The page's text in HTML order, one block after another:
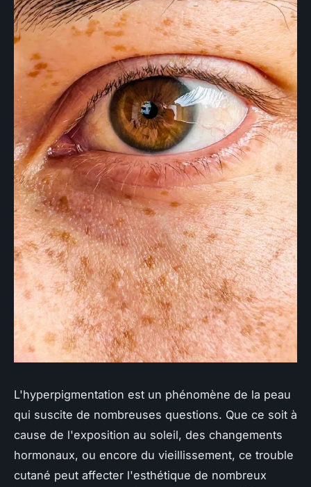
L'hyperpigmentation est un phénomène de la peau
qui suscite de nombreuses questions. Que ce soit à
cause de l'exposition au soleil, des changements
hormonaux, ou encore du vieillissement, ce trouble
cutané peut affecter l'esthétique de nombreux